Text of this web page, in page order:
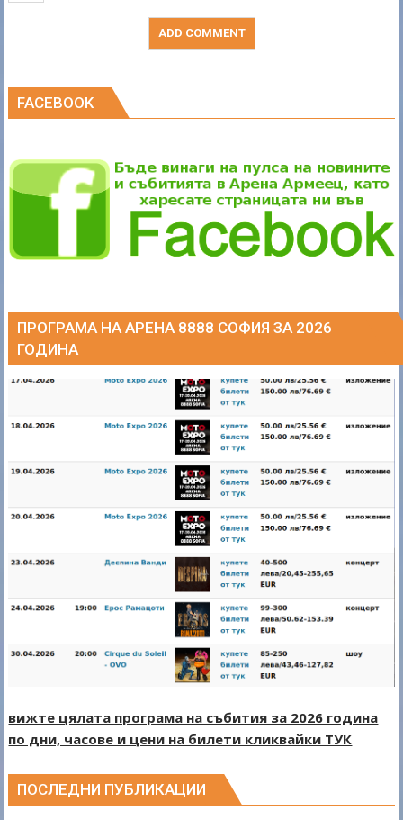
FACEBOOK
ПРОГРАМА НА АРЕНА 8888 СОФИЯ ЗА 2026
ГОДИНА
вижте цялата програма на събития за 2026 година
по дни, часове и цени на билети кликвайки ТУК
ПОСЛЕДНИ ПУБЛИКАЦИИ